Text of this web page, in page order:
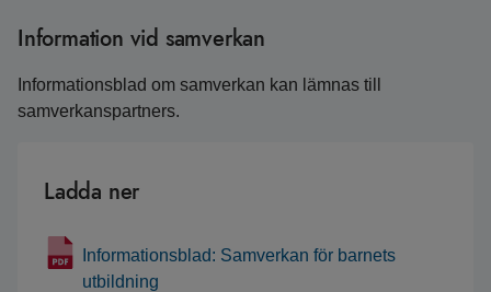
Information vid samverkan
Informationsblad om samverkan kan lämnas till
samverkanspartners.
Ladda ner
Informationsblad: Samverkan för barnets
utbildning